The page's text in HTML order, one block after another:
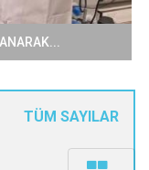
TÜM SAYILAR